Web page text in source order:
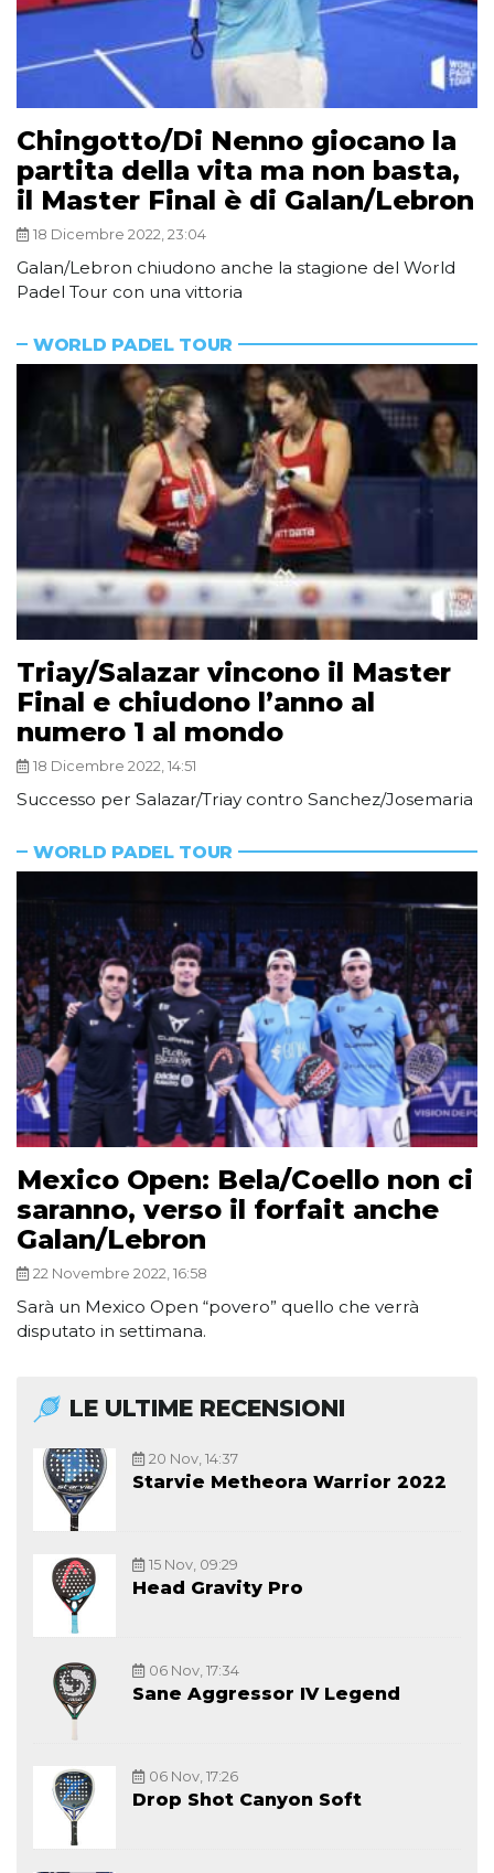
Chingotto/Di Nenno giocano la
partita della vita ma non basta,
il Master Final è di Galan/Lebron
18 Dicembre 2022, 23:04
Galan/Lebron chiudono anche la stagione del World
Padel Tour con una vittoria
WORLD PADEL TOUR
Triay/Salazar vincono il Master
Final e chiudono l’anno al
numero 1 al mondo
18 Dicembre 2022, 14:51
Successo per Salazar/Triay contro Sanchez/Josemaria
WORLD PADEL TOUR
Mexico Open: Bela/Coello non ci
saranno, verso il forfait anche
Galan/Lebron
22 Novembre 2022, 16:58
Sarà un Mexico Open “povero” quello che verrà
disputato in settimana.
LE ULTIME RECENSIONI
20 Nov, 14:37
Starvie Metheora Warrior 2022
15 Nov, 09:29
Head Gravity Pro
06 Nov, 17:34
Sane Aggressor IV Legend
06 Nov, 17:26
Drop Shot Canyon Soft